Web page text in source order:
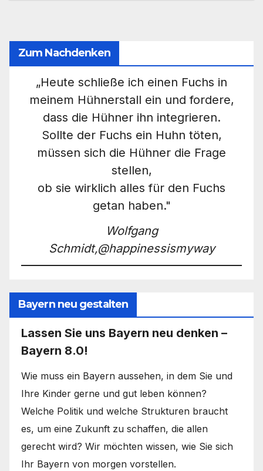
Zum Nachdenken
„Heute schließe ich einen Fuchs in
meinem Hühnerstall ein und fordere,
dass die Hühner ihn integrieren.
Sollte der Fuchs ein Huhn töten,
müssen sich die Hühner die Frage
stellen,
ob sie wirklich alles für den Fuchs
getan haben."
Wolfgang
Schmidt,@happinessismyway
Bayern neu gestalten
Lassen Sie uns Bayern neu denken –
Bayern 8.0!
Wie muss ein Bayern aussehen, in dem Sie und
Ihre Kinder gerne und gut leben können?
Welche Politik und welche Strukturen braucht
es, um eine Zukunft zu schaffen, die allen
gerecht wird? Wir möchten wissen, wie Sie sich
Ihr Bayern von morgen vorstellen.